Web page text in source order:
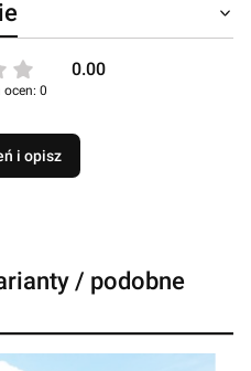
0.00
ocen: 0
i opisz
/ podobne